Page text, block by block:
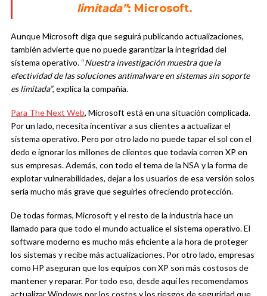
limitada”: Microsoft.
Aunque Microsoft diga que seguirá publicando actualizaciones,
también advierte que no puede garantizar la integridad del
sistema operativo. “Nuestra investigación muestra que la
efectividad de las soluciones antimalware en sistemas sin soporte
es limitada”, explica la compañía.
Para The Next Web, Microsoft está en una situación complicada.
Por un lado, necesita incentivar a sus clientes a actualizar el
sistema operativo. Pero por otro lado no puede tapar el sol con el
dedo e ignorar los millones de clientes que todavía corren XP en
sus empresas. Además, con todo el tema de la NSA y la forma de
explotar vulnerabilidades, dejar a los usuarios de esa versión solos
sería mucho más grave que seguirles ofreciendo protección.
De todas formas, Microsoft y el resto de la industria hace un
llamado para que todo el mundo actualice el sistema operativo. El
software moderno es mucho más eficiente a la hora de proteger
los sistemas y recibe más actualizaciones. Por otro lado, empresas
como HP aseguran que los equipos con XP son más costosos de
mantener y reparar. Por todo eso, desde aquí les recomendamos
actualizar Windows por los costos y los riesgos de seguridad que